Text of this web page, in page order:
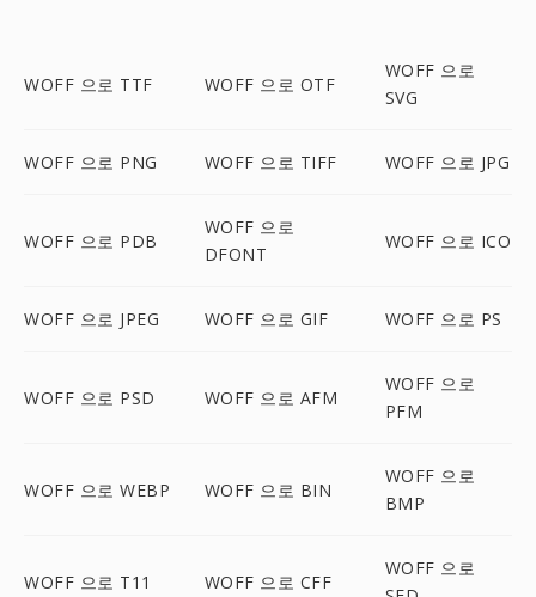
WOFF 으로 TTF WOFF 으로 OTF
WOFF 으로
SVG
WOFF 으로 PNG WOFF 으로 TIFF WOFF 으로 JPG
WOFF 으로 PDB
WOFF 으로
DFONT
WOFF 으로 ICO
WOFF 으로 JPEG WOFF 으로 GIF WOFF 으로 PS
WOFF 으로 PSD WOFF 으로 AFM
WOFF 으로
PFM
WOFF 으로 WEBP WOFF 으로 BIN
WOFF 으로
BMP
WOFF 으로 T11 WOFF 으로 CFF
WOFF 으로